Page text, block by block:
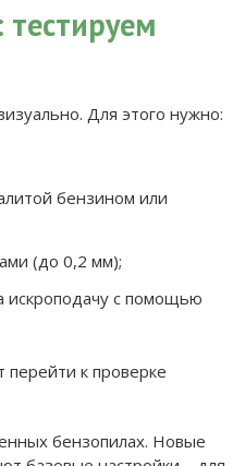
Для этого нужно:
бензином или
(до 0,2 мм);
искроподачу с помощью
перейти к проверке
бензопилах. Новые